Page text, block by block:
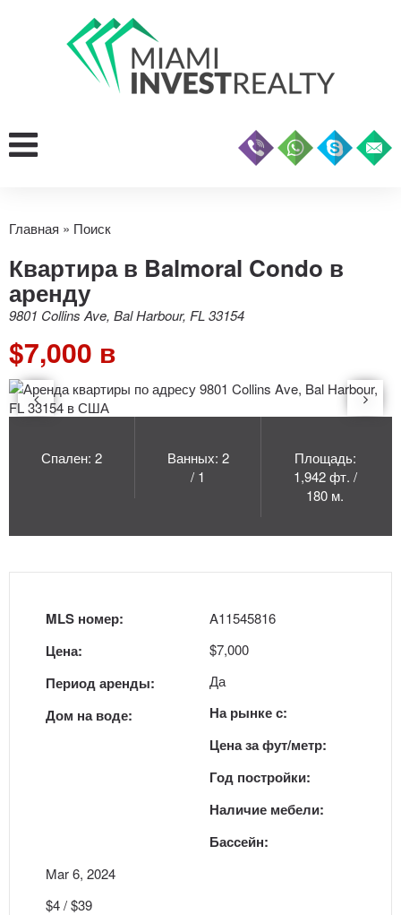
Главная » Поиск
Квартира в Balmoral Condo в
аренду
9801 Collins Ave, Bal Harbour, FL 33154
$7,000 в
Спален: 2
Ванных: 2
/ 1
Площадь:
1,942 фт. /
180 м.
MLS номер:
Цена:
Период аренды:
Дом на воде:
A11545816
$7,000
Да
На рынке с:
Цена за фут/метр:
Год постройки:
Наличие мебели:
Бассейн:
Mar 6, 2024
$4 / $39